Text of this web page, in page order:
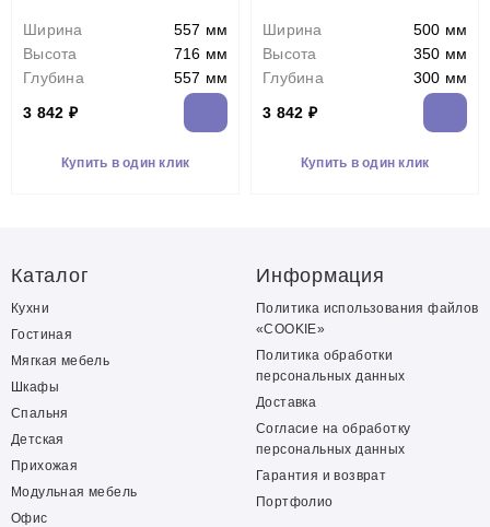
Ширина
557 мм
Высота
716 мм
Глубина
557 мм
3 842 ₽
Купить в один клик
Ширина
500 мм
Высота
350 мм
Глубина
300 мм
3 842 ₽
Купить в один клик
Каталог
Кухни
Гостиная
Мягкая мебель
Шкафы
Спальня
Детская
Прихожая
Модульная мебель
Офис
Информация
Политика использования файлов
«COOKIE»
Политика обработки
персональных данных
Доставка
Согласие на обработку
персональных данных
Гарантия и возврат
Портфолио